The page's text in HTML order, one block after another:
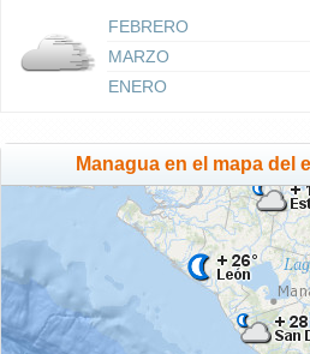
FEBRERO
MARZO
ENERO
Managua en el mapa del